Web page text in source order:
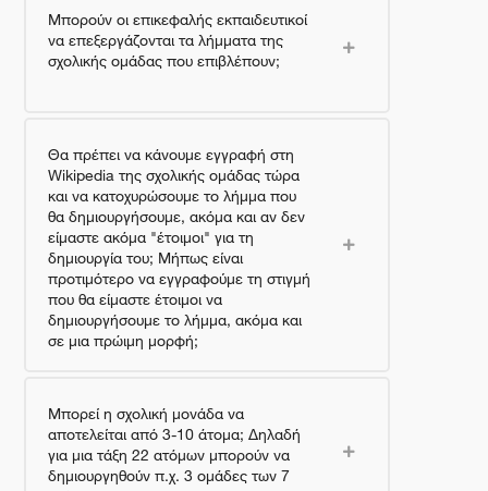
Μπορούν οι επικεφαλής εκπαιδευτικοί
να επεξεργάζονται τα λήμματα της
σχολικής ομάδας που επιβλέπουν;
Θα πρέπει να κάνουμε εγγραφή στη
Wikipedia της σχολικής ομάδας τώρα
και να κατοχυρώσουμε το λήμμα που
θα δημιουργήσουμε, ακόμα και αν δεν
είμαστε ακόμα "έτοιμοι" για τη
δημιουργία του; Μήπως είναι
προτιμότερο να εγγραφούμε τη στιγμή
που θα είμαστε έτοιμοι να
δημιουργήσουμε το λήμμα, ακόμα και
σε μια πρώιμη μορφή;
Μπορεί η σχολική μονάδα να
αποτελείται από 3-10 άτομα; Δηλαδή
για μια τάξη 22 ατόμων μπορούν να
δημιουργηθούν π.χ. 3 ομάδες των 7